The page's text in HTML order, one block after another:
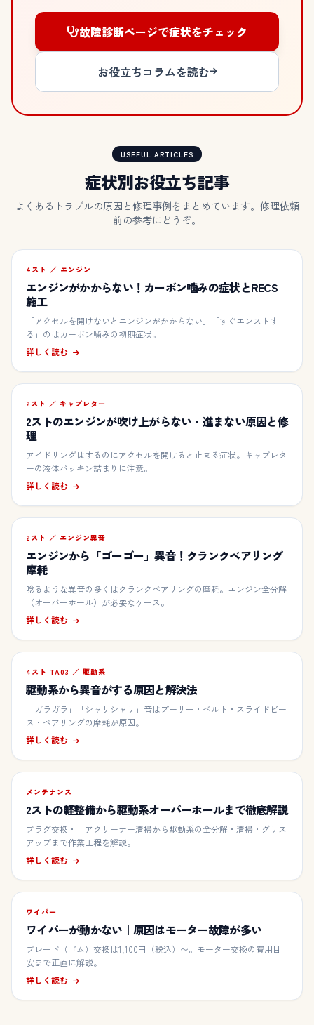
故障診断ページで症状をチェック
お役立ちコラムを読む
USEFUL ARTICLES
症状別お役立ち記事
よくあるトラブルの原因と修理事例をまとめています。修理依頼
前の参考にどうぞ。
4スト ／ エンジン
エンジンがかからない！カーボン噛みの症状とRECS
施工
「アクセルを開けないとエンジンがかからない」「すぐエンストす
る」のはカーボン噛みの初期症状。
詳しく読む
2スト ／ キャブレター
2ストのエンジンが吹け上がらない・進まない原因と修
理
アイドリングはするのにアクセルを開けると止まる症状。キャブレタ
ーの液体パッキン詰まりに注意。
詳しく読む
2スト ／ エンジン異音
エンジンから「ゴーゴー」異音！クランクベアリング
摩耗
唸るような異音の多くはクランクベアリングの摩耗。エンジン全分解
（オーバーホール）が必要なケース。
詳しく読む
4スト TA03 ／ 駆動系
駆動系から異音がする原因と解決法
「ガラガラ」「シャリシャリ」音はプーリー・ベルト・スライドピー
ス・ベアリングの摩耗が原因。
詳しく読む
メンテナンス
2ストの軽整備から駆動系オーバーホールまで徹底解説
プラグ交換・エアクリーナー清掃から駆動系の全分解・清掃・グリス
アップまで作業工程を解説。
詳しく読む
ワイパー
ワイパーが動かない｜原因はモーター故障が多い
ブレード（ゴム）交換は1,100円（税込）〜。モーター交換の費用目
安まで正直に解説。
詳しく読む